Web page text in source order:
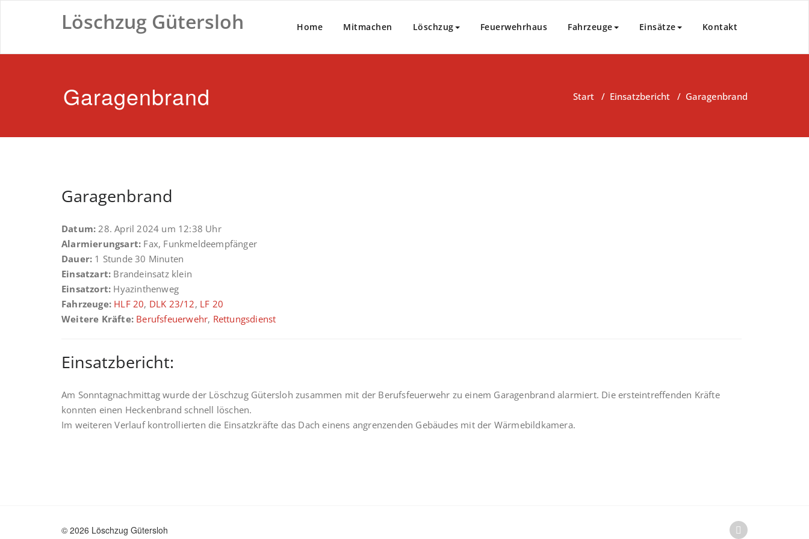
Löschzug Gütersloh Home Mitmachen Löschzug Feuerwehrhaus Fahrzeuge Einsätze Kontakt
Garagenbrand Start / Einsatzbericht / Garagenbrand
Garagenbrand
Datum: 28. April 2024 um 12:38 Uhr
Alarmierungsart: Fax, Funkmeldeempfänger
Dauer: 1 Stunde 30 Minuten
Einsatzart: Brandeinsatz klein
Einsatzort: Hyazinthenweg
Fahrzeuge: HLF 20, DLK 23/12, LF 20
Weitere Kräfte: Berufsfeuerwehr, Rettungsdienst
Einsatzbericht:
Am Sonntagnachmittag wurde der Löschzug Gütersloh zusammen mit der Berufsfeuerwehr zu einem Garagenbrand alarmiert. Die ersteintreffenden Kräfte
konnten einen Heckenbrand schnell löschen.
Im weiteren Verlauf kontrollierten die Einsatzkräfte das Dach einens angrenzenden Gebäudes mit der Wärmebildkamera.
© 2026 Löschzug Gütersloh